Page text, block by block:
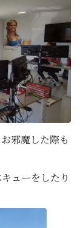
邪魔した際も
ューをしたり